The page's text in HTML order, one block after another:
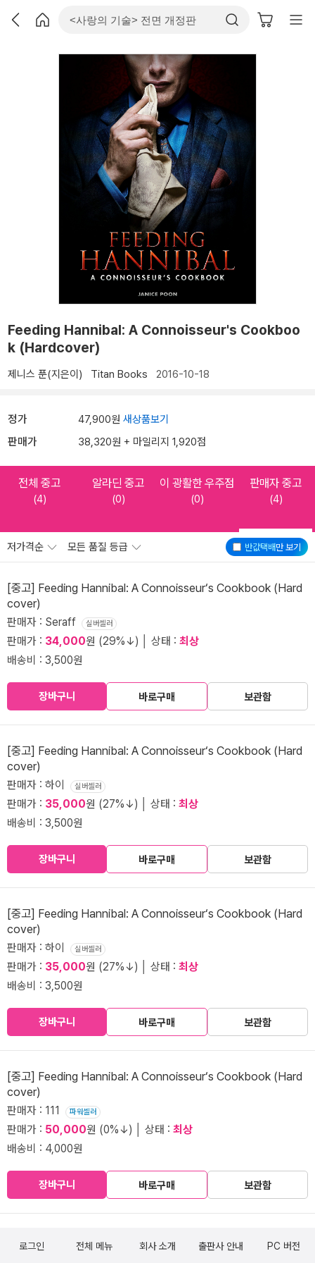
Feeding Hannibal: A Connoisseur's Cookboo
k (Hardcover)
제니스 푼(지은이) Titan Books 2016-10-18
정가 47,900원 새상품보기
판매가 38,320원 + 마일리지 1,920점
전체 중고
(4)
알라딘 중고
(0)
이 광활한 우주점
(0)
판매자 중고
(4)
반값택배만 보기
저가격순 모든 품질 등급
[중고] Feeding Hannibal: A Connoisseur‘s Cookbook (Hard
cover)
판매자 : Seraff 실버셀러
판매가 : 34,000원 (29%↓) │ 상태 : 최상
배송비 : 3,500원
장바구니 바로구매 보관함
[중고] Feeding Hannibal: A Connoisseur‘s Cookbook (Hard
cover)
판매자 : 하이 실버셀러
판매가 : 35,000원 (27%↓) │ 상태 : 최상
배송비 : 3,500원
장바구니 바로구매 보관함
[중고] Feeding Hannibal: A Connoisseur‘s Cookbook (Hard
cover)
판매자 : 하이 실버셀러
판매가 : 35,000원 (27%↓) │ 상태 : 최상
배송비 : 3,500원
장바구니 바로구매 보관함
[중고] Feeding Hannibal: A Connoisseur‘s Cookbook (Hard
cover)
판매자 : 111 파워셀러
판매가 : 50,000원 (0%↓) │ 상태 : 최상
배송비 : 4,000원
장바구니 바로구매 보관함
로그인 전체 메뉴 회사 소개 출판사 안내 PC 버전